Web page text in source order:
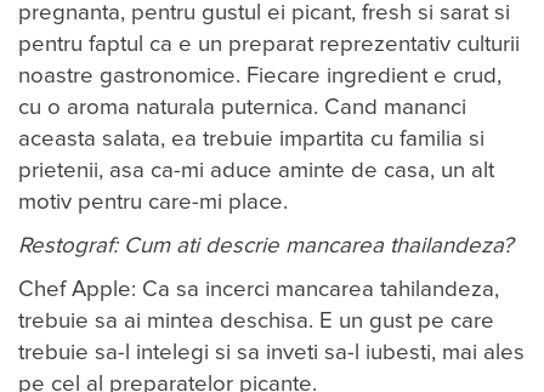
pregnanta, pentru gustul ei picant, fresh si sarat si
pentru faptul ca e un preparat reprezentativ culturii
noastre gastronomice. Fiecare ingredient e crud,
cu o aroma naturala puternica. Cand mananci
aceasta salata, ea trebuie impartita cu familia si
prietenii, asa ca-mi aduce aminte de casa, un alt
motiv pentru care-mi place.
Restograf: Cum ati descrie mancarea thailandeza?
Chef Apple: Ca sa incerci mancarea tahilandeza,
trebuie sa ai mintea deschisa. E un gust pe care
trebuie sa-l intelegi si sa inveti sa-l iubesti, mai ales
pe cel al preparatelor picante.